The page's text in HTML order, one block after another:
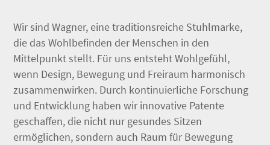
Wir sind Wagner, eine traditionsreiche Stuhlmarke,
die das Wohlbefinden der Menschen in den
Mittelpunkt stellt. Für uns entsteht Wohlgefühl,
wenn Design, Bewegung und Freiraum harmonisch
zusammenwirken. Durch kontinuierliche Forschung
und Entwicklung haben wir innovative Patente
geschaffen, die nicht nur gesundes Sitzen
ermöglichen, sondern auch Raum für Bewegung